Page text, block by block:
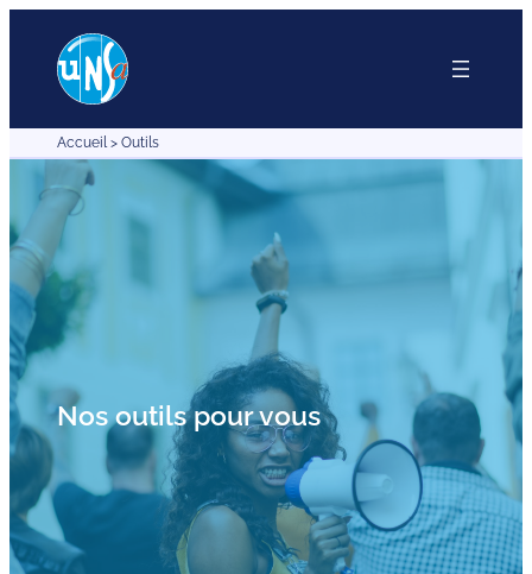
Accueil> Outils
Nos outils pour vous